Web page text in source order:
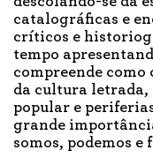
catalográficas e
críticos e
tempo
compreende
da cultura letrada,
popular e
grande
somos, podemos e